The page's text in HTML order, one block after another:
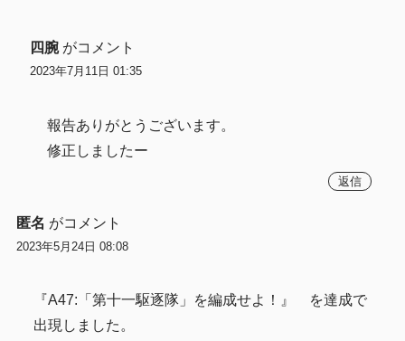
四腕 がコメント
2023年7月11日 01:35
報告ありがとうございます。
修正しましたー
返信
匿名 がコメント
2023年5月24日 08:08
『A47:「第十一駆逐隊」を編成せよ！』 を達成で
出現しました。